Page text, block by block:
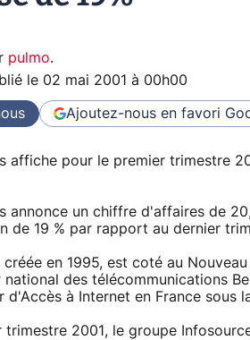
pulmo.
le 02 mai 2001 à 00h00
Ajoutez-nous en favori
affiche pour le premier trimestre
annonce un chiffre d'affaires de
de 19 % par rapport au dernier
créée en 1995, est coté au
national des télécommunications
d'Accès à Internet en France sous
trimestre 2001, le groupe